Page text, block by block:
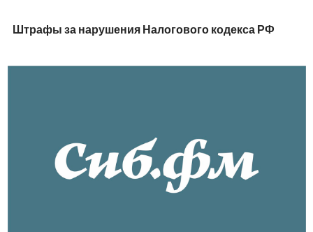
Штрафы за нарушения Налогового кодекса РФ